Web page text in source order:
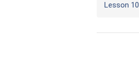
Lesson 10